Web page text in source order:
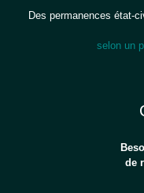
Pour offrir les meilleures
telles que les cookies pour
appareils. Le fait de
Des permanences état-
selon un
de